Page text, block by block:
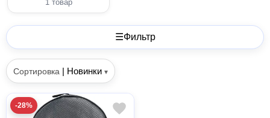
1 товар
☰Фильтр
Сортировка | Новинки ▾
-28%